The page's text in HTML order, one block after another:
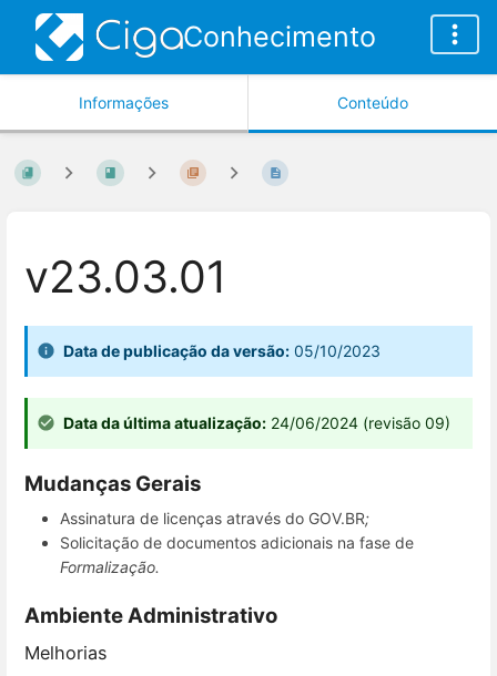
Conhecimento
Informações Conteúdo
v23.03.01
Data de publicação da versão: 05/10/2023
Data da última atualização: 24/06/2024 (revisão 09)
Mudanças Gerais
Assinatura de licenças através do GOV.BR;
Solicitação de documentos adicionais na fase de
Formalização.
Ambiente Administrativo
Melhorias